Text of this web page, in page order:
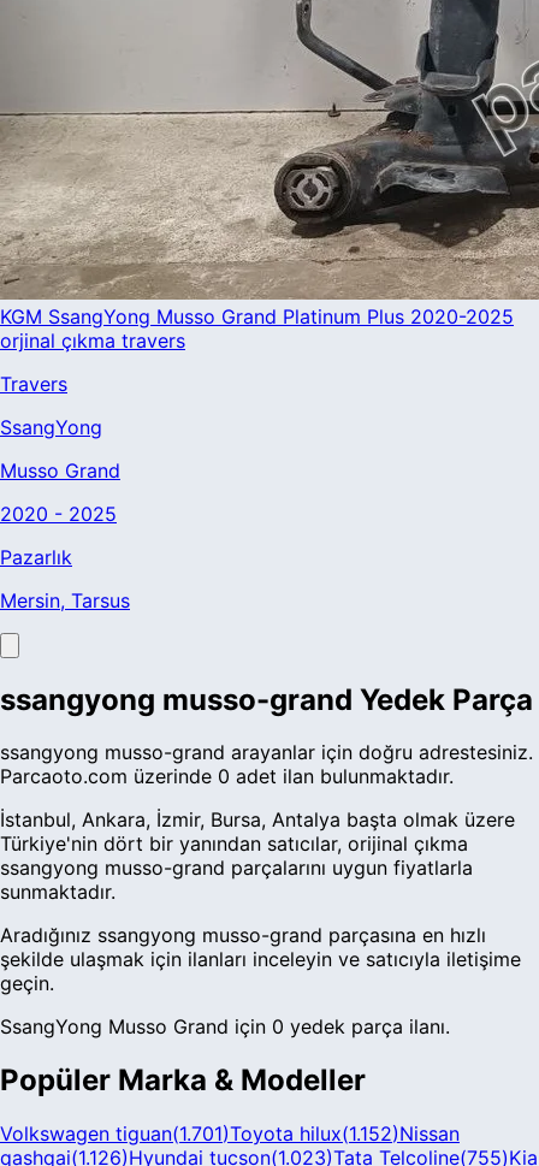
KGM SsangYong Musso Grand Platinum Plus 2020-2025
orjinal çıkma travers
Travers
SsangYong
Musso Grand
2020 - 2025
Pazarlık
Mersin, Tarsus
ssangyong musso-grand Yedek Parça
ssangyong musso-grand arayanlar için doğru adrestesiniz.
Parcaoto.com üzerinde 0 adet ilan bulunmaktadır.
İstanbul, Ankara, İzmir, Bursa, Antalya başta olmak üzere
Türkiye'nin dört bir yanından satıcılar, orijinal çıkma
ssangyong musso-grand parçalarını uygun fiyatlarla
sunmaktadır.
Aradığınız ssangyong musso-grand parçasına en hızlı
şekilde ulaşmak için ilanları inceleyin ve satıcıyla iletişime
geçin.
SsangYong Musso Grand için 0 yedek parça ilanı.
Popüler Marka & Modeller
Volkswagen tiguan(1.701)Toyota hilux(1.152)Nissan
qashqai(1.126)Hyundai tucson(1.023)Tata Telcoline(755)Kia